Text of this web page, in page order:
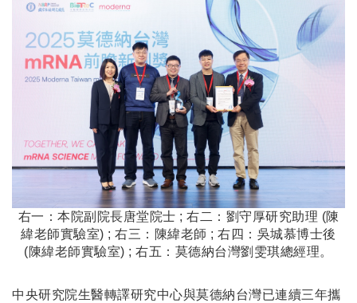
右一：本院副院長唐堂院士 ; 右二：劉守厚研究助理 (陳
緯老師實驗室) ; 右三：陳緯老師 ; 右四：吳城慕博士後
(陳緯老師實驗室) ; 右五：莫德納台灣劉雯琪總經理。
中央研究院生醫轉譯研究中心與莫德納台灣已連續三年攜